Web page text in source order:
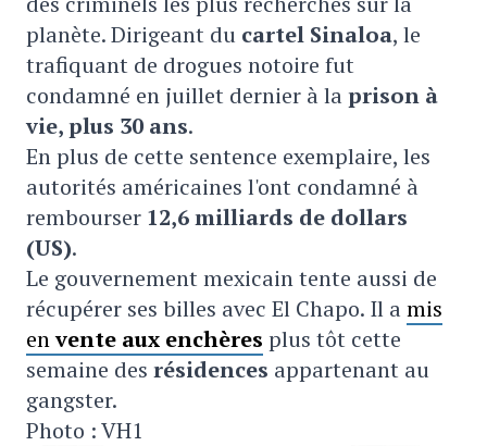
planète. Dirigeant du cartel Sinaloa, le
trafiquant de drogues notoire fut
condamné en juillet dernier à laprison à
vie, plus 30 ans.
En plus de cette sentence exemplaire, les
autorités américaines l'ont condamné à
rembourser 12,6 milliards de dollars
(US).
Le gouvernement mexicain tente aussi de
récupérer ses billes avec El Chapo. Il amis
envente aux enchères plus tôt cette
semaine des résidences appartenant au
gangster.
Photo : VH1